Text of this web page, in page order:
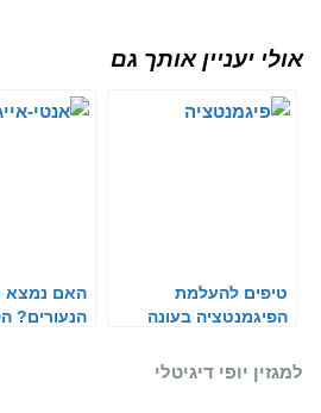
אולי יעניין אותך גם
טיפים להעלמת
הפיגמנטציה בעונה
האם נמצא
הנעורים?
למגזין יופי דיגיטלי